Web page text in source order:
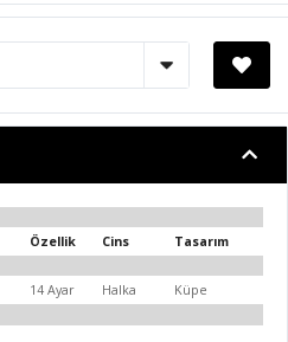
Özellik Cins Tasarım
14 Ayar Halka Küpe